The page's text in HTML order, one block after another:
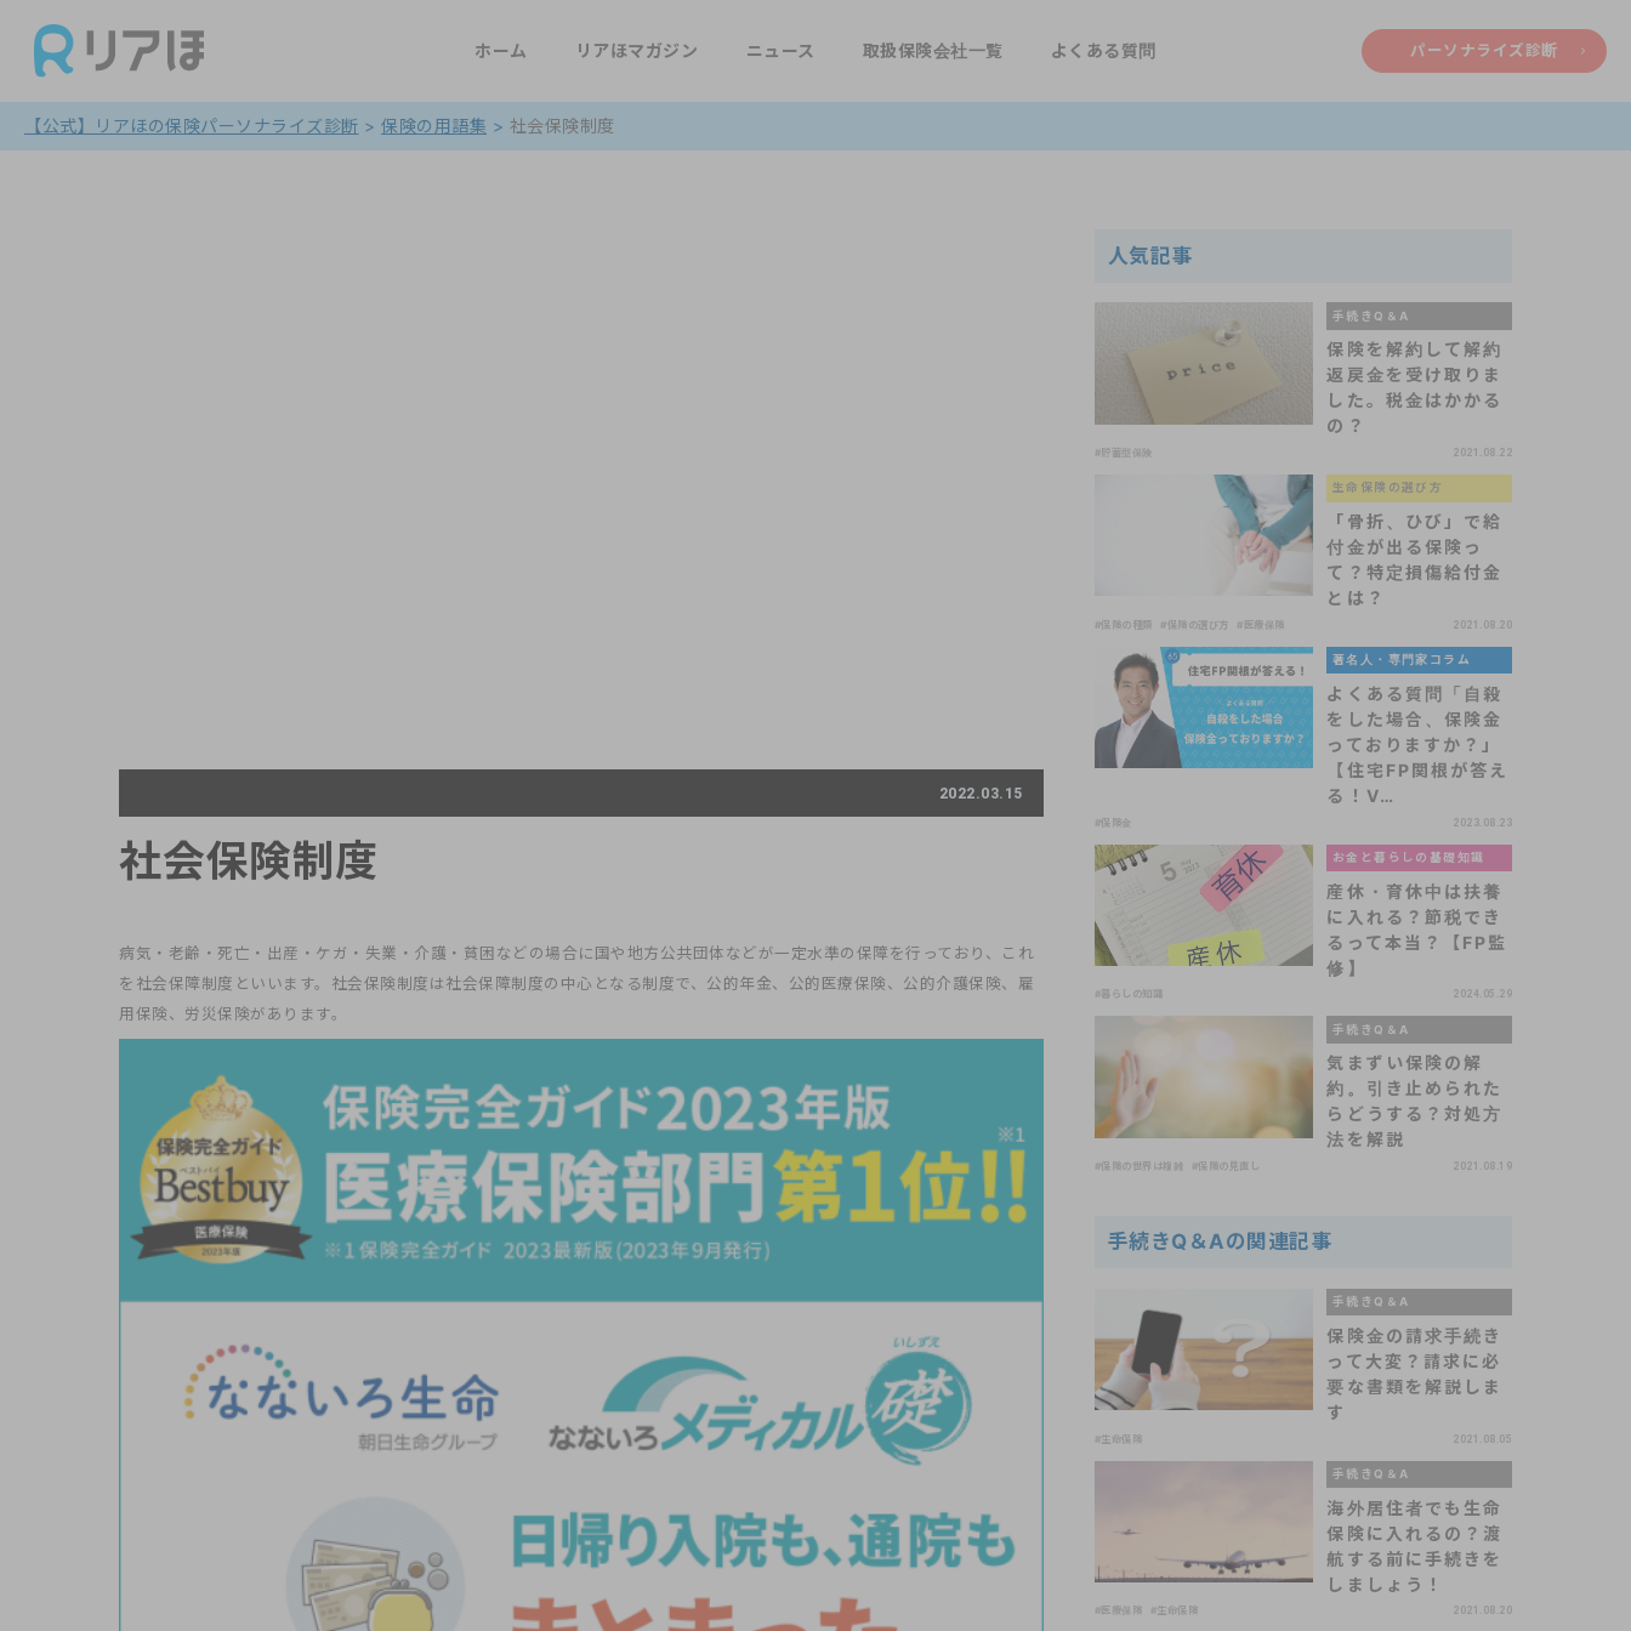
ホーム リアほマガジン ニュース 取扱保険会社一覧 よくある質問 パーソナライズ診断
【公式】リアほの保険パーソナライズ診断 > 保険の用語集 > 社会保険制度
2022.03.15
社会保険制度
病気・老齢・死亡・出産・ケガ・失業・介護・貧困などの場合に国や地方公共団体などが一定水準の保障を行っており、これ
を社会保障制度といいます。社会保険制度は社会保障制度の中心となる制度で、公的年金、公的医療保険、公的介護保険、雇
用保険、労災保険があります。
人気記事
手続きQ＆A
保険を解約して解約
返戻金を受け取りま
した。税金はかかる
の？
#貯蓄型保険 2021.08.22
生命保険の選び方
「骨折、ひび」で給
付金が出る保険っ
て？特定損傷給付金
とは？
#保険の種類 #保険の選び方 #医療保険 2021.08.20
著名人・専門家コラム
よくある質問「自殺
をした場合、保険金
っておりますか？」
【住宅FP関根が答え
る！V…
#保険金 2023.08.23
お金と暮らしの基礎知識
産休・育休中は扶養
に入れる？節税でき
るって本当？【FP監
修】
#暮らしの知識 2024.05.29
手続きQ＆A
気まずい保険の解
約。引き止められた
らどうする？対処方
法を解説
#保険の世界は複雑 #保険の見直し 2021.08.19
手続きQ＆Aの関連記事
手続きQ＆A
保険金の請求手続き
って大変？請求に必
要な書類を解説しま
す
#生命保険 2021.08.05
手続きQ＆A
海外居住者でも生命
保険に入れるの？渡
航する前に手続きを
しましょう！
#医療保険 #生命保険 2021.08.20